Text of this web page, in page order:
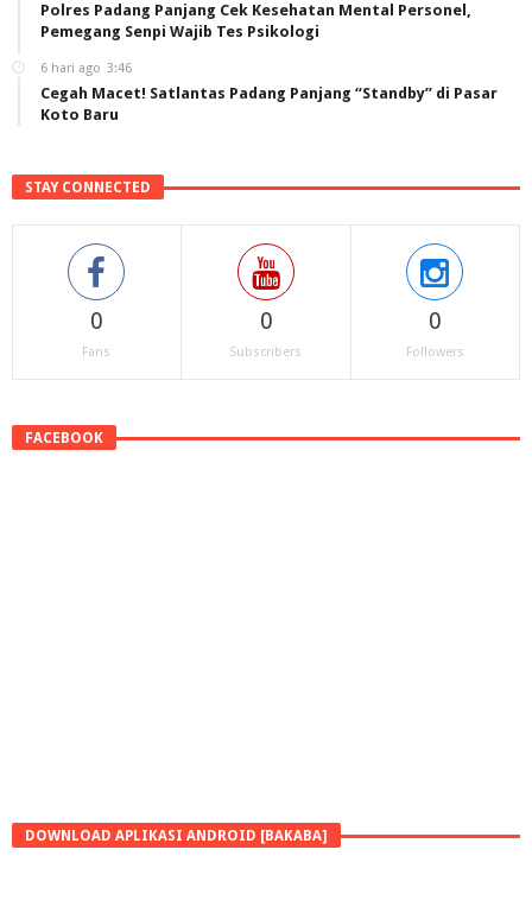
Polres Padang Panjang Cek Kesehatan Mental Personel,
Pemegang Senpi Wajib Tes Psikologi
6 hari ago 3:46
Cegah Macet! Satlantas Padang Panjang “Standby” di Pasar
Koto Baru
STAY CONNECTED
0
Fans
0
Subscribers
0
Followers
FACEBOOK
DOWNLOAD APLIKASI ANDROID [BAKABA]